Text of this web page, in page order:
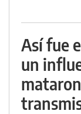
Así fue
un